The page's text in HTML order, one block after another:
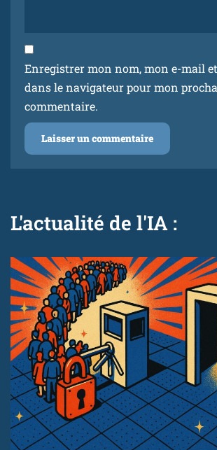
Enregistrer mon nom, mon e-mail
dans le navigateur pour mon
commentaire.
L'actualité de l'IA :